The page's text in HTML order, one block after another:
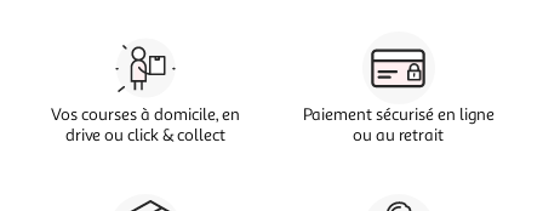
Vos courses à domicile, en
drive ou click & collect
Paiement sécurisé en ligne
ou au retrait